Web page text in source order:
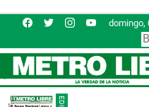
domingo,